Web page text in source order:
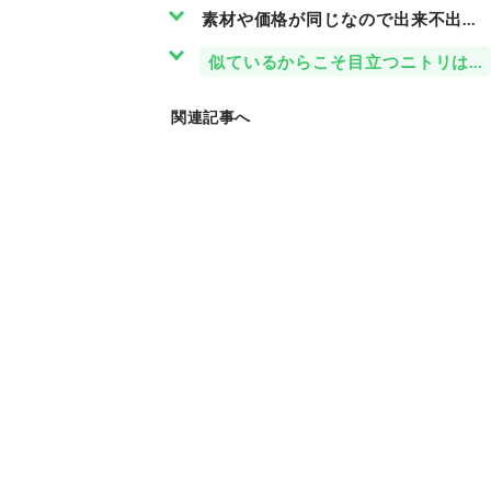
素材や価格が同じなので出来不出来
似ているからこそ目立つニトリは
関連記事へ